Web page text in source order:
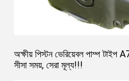
অক্ষীয় পিস্টন ভেরিয়েবল পাম্প টাইপ
সীসা সময়, সেরা মূল্য!!!